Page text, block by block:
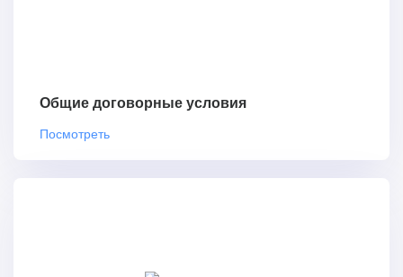
Общие договорные условия
Посмотреть